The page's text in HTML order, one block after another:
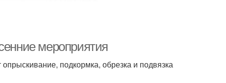
мероприятия
подкормка, обрезка и подвязка